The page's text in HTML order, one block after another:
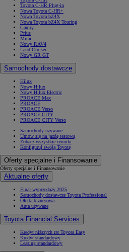
Toyota C-HR Plug-in
Nowa Toyota C-HR+
Nowa Toyota bZ4X
Nowa Toyota bZ4X Touring
Camry
Prius
Mirai
Nowy RAV4
Land Cruiser
Nowy GR GT
Samochody dostawcze
Hilux
Nowy Hilux
Nowy Hilux Electric
PROACE Max
PROACE
PROACE Verso
PROACE CITY
PROACE CITY Verso
Samochody używane
Umów się na jazdę testową
Zobacz wszystkie cenniki
Konfiguruj swoją Toyotę
Oferty specjalne i Finansowanie
Oferty specjalne i Finansowanie
Aktualne oferty
Finał wyprzedaży 2025
Samochody dostawcze Toyota Professional
Oferta biznesowa
Auta używane
Toyota Financial Services
Kredyt niższych rat Toyota Easy
Kredyt standardowy
Leasing standardowy